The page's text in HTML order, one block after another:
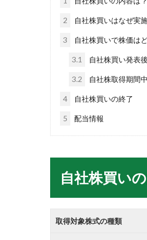
2 自社株買いはなぜ実
3 自社株買いで株価は
3.1 自社株買い発表
3.2 自社株取得期間
4 自社株買いの終了
5 配当情報
自社株買い
取得対象株式の種類